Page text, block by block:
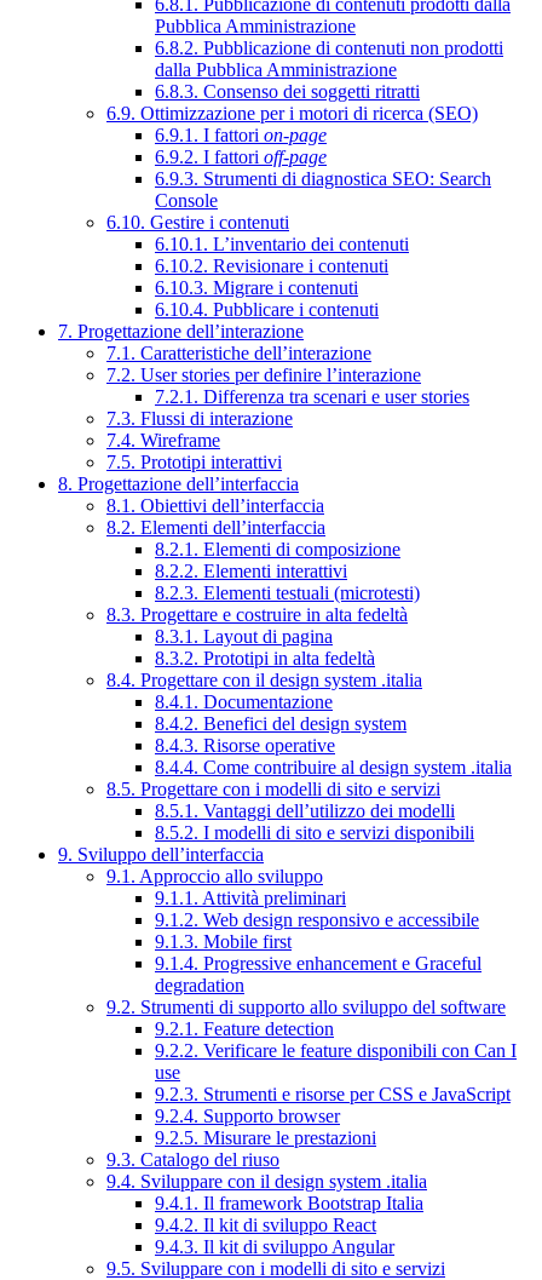
6.8.1. Pubblicazione di contenuti prodotti dalla
Pubblica Amministrazione
6.8.2. Pubblicazione di contenuti non prodotti
dalla Pubblica Amministrazione
6.8.3. Consenso dei soggetti ritratti
6.9. Ottimizzazione per i motori di ricerca (SEO)
6.9.1. I fattori on-page
6.9.2. I fattori off-page
6.9.3. Strumenti di diagnostica SEO: Search
Console
6.10. Gestire i contenuti
6.10.1. L’inventario dei contenuti
6.10.2. Revisionare i contenuti
6.10.3. Migrare i contenuti
6.10.4. Pubblicare i contenuti
7. Progettazione dell’interazione
7.1. Caratteristiche dell’interazione
7.2. User stories per definire l’interazione
7.2.1. Differenza tra scenari e user stories
7.3. Flussi di interazione
7.4. Wireframe
7.5. Prototipi interattivi
8. Progettazione dell’interfaccia
8.1. Obiettivi dell’interfaccia
8.2. Elementi dell’interfaccia
8.2.1. Elementi di composizione
8.2.2. Elementi interattivi
8.2.3. Elementi testuali (microtesti)
8.3. Progettare e costruire in alta fedeltà
8.3.1. Layout di pagina
8.3.2. Prototipi in alta fedeltà
8.4. Progettare con il design system .italia
8.4.1. Documentazione
8.4.2. Benefici del design system
8.4.3. Risorse operative
8.4.4. Come contribuire al design system .italia
8.5. Progettare con i modelli di sito e servizi
8.5.1. Vantaggi dell’utilizzo dei modelli
8.5.2. I modelli di sito e servizi disponibili
9. Sviluppo dell’interfaccia
9.1. Approccio allo sviluppo
9.1.1. Attività preliminari
9.1.2. Web design responsivo e accessibile
9.1.3. Mobile first
9.1.4. Progressive enhancement e Graceful
degradation
9.2. Strumenti di supporto allo sviluppo del software
9.2.1. Feature detection
9.2.2. Verificare le feature disponibili con Can I
use
9.2.3. Strumenti e risorse per CSS e JavaScript
9.2.4. Supporto browser
9.2.5. Misurare le prestazioni
9.3. Catalogo del riuso
9.4. Sviluppare con il design system .italia
9.4.1. Il framework Bootstrap Italia
9.4.2. Il kit di sviluppo React
9.4.3. Il kit di sviluppo Angular
9.5. Sviluppare con i modelli di sito e servizi